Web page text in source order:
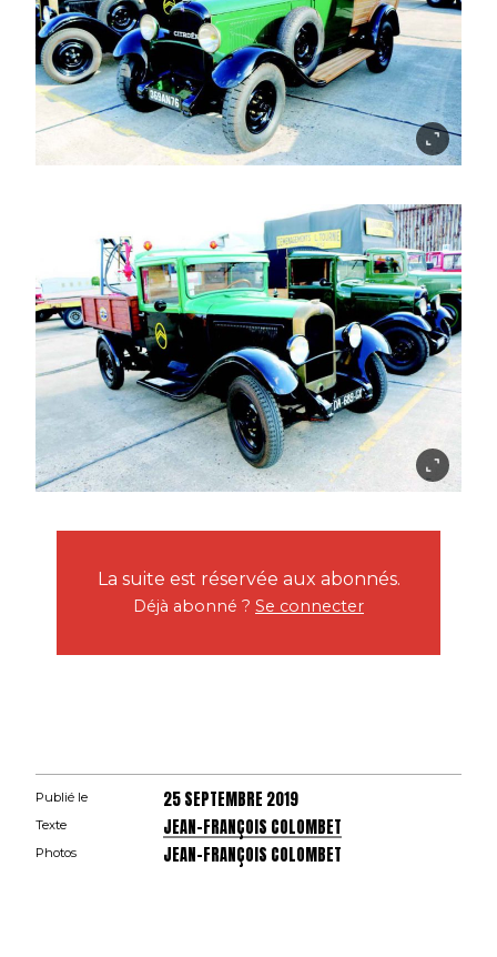
La suite est réservée aux abonnés.
Déjà abonné ? Se connecter
Publié le 25 SEPTEMBRE 2019
Texte JEAN-FRANÇOIS COLOMBET
Photos JEAN-FRANÇOIS COLOMBET